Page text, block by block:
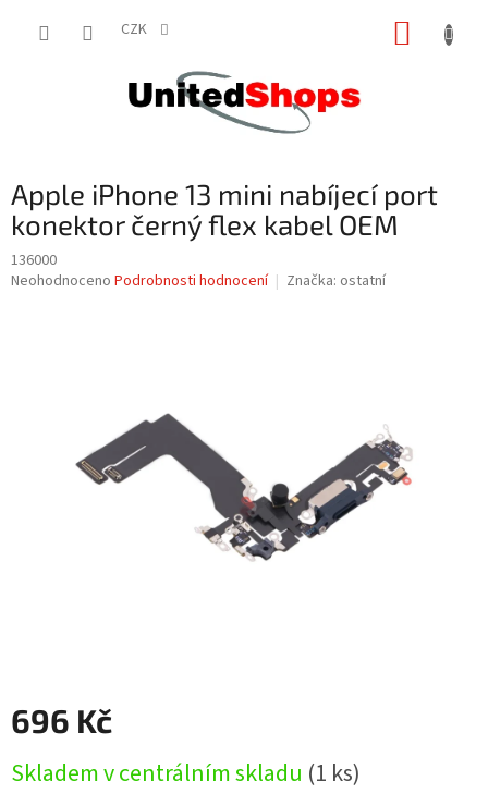
CZK
Apple iPhone 13 mini nabíjecí port
konektor černý flex kabel OEM
136000
Průměrné
Neohodnoceno Podrobnosti hodnocení Značka: ostatní
696 Kč
cena:
Skladem v centrálním skladu (1 ks)